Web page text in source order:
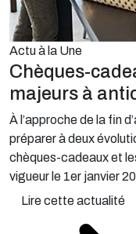
Actu à la Une
Chèques-
majeurs à
À l’approche de la fin
préparer à deux
chèques-cadeaux et
vigueur le 1er janvier
Lire cette actualité